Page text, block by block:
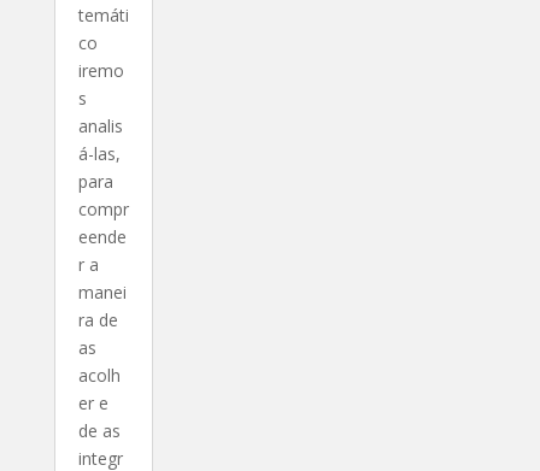
temáti
co
iremo
s
analis
á-las,
para
compr
eende
r a
manei
ra de
as
acolh
er e
de as
integr